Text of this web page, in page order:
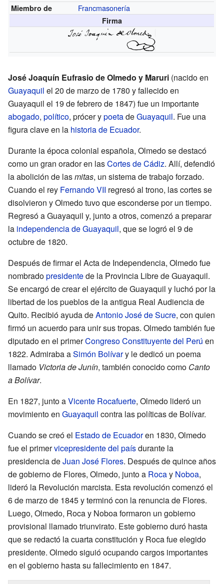
Miembro de Francmasonería
Firma
José Joaquín Eufrasio de Olmedo y Maruri (nacido en
Guayaquil el 20 de marzo de 1780 y fallecido en
Guayaquil el 19 de febrero de 1847) fue un importante
abogado, político, prócer ypoetadeGuayaquil. Fue una
figura clave en la historia de Ecuador.
Durante la época colonial española, Olmedo se destacó
como un gran orador en lasCortes de Cádiz. Allí, defendió
la abolición de lasmitas, un sistema de trabajo forzado.
Cuando el rey Fernando VII regresó al trono, las cortes se
disolvieron y Olmedo tuvo que esconderse por un tiempo.
Regresó a Guayaquil y, junto a otros, comenzó a preparar
la independencia de Guayaquil, que se logró el 9 de
octubre de 1820.
Después de firmar el Acta de Independencia, Olmedo fue
nombradopresidentede la Provincia Libre de Guayaquil.
Se encargó de crear el ejército de Guayaquil y luchó por la
libertad de los pueblos de la antigua Real Audiencia de
Quito. Recibió ayuda deAntonio José de Sucre, con quien
firmó un acuerdo para unir sus tropas. Olmedo también fue
diputado en el primerCongreso Constituyente del Perú en
1822. Admiraba aSimón Bolívary le dedicó un poema
llamado Victoria de Junín, también conocido como Canto
a Bolívar.
En 1827, junto aVicente Rocafuerte, Olmedo lideró un
movimiento en Guayaquil contra las políticas de Bolívar.
Cuando se creó el Estado de Ecuadoren 1830, Olmedo
fue el primervicepresidente del paísdurante la
presidencia deJuan José Flores. Después de quince años
de gobierno de Flores, Olmedo, junto a Rocay Noboa,
lideró la Revolución marcista. Esta revolución comenzó el
6 de marzo de 1845 y terminó con la renuncia de Flores.
Luego, Olmedo, Roca y Noboa formaron un gobierno
provisional llamado triunvirato. Este gobierno duró hasta
que se redactó la cuarta constitución y Roca fue elegido
presidente. Olmedo siguió ocupando cargos importantes
en el gobierno hasta su fallecimiento en 1847.